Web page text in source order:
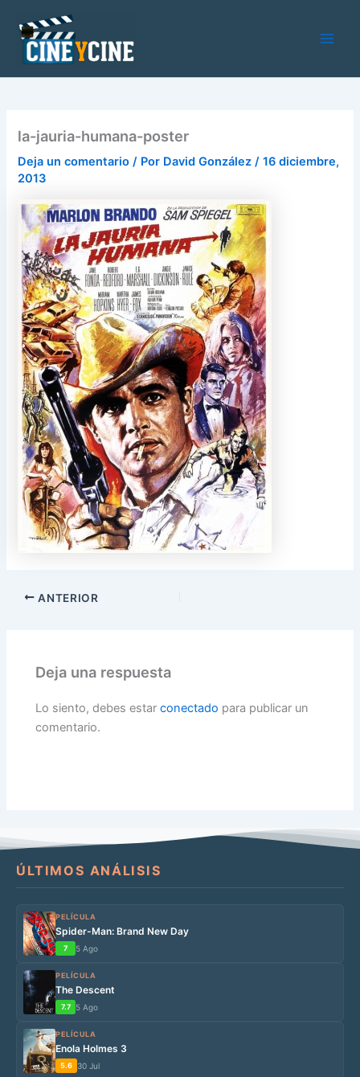
contenido
la-jauria-humana-poster
Deja un comentario / Por David González/16 diciembre,
2013
ANTERIOR
Deja una respuesta
Lo siento, debes estarconectado para publicar un
comentario.
ÚLTIMOS ANÁLISIS
PELÍCULA
Spider-Man: Brand New Day
7 5 Ago
PELÍCULA
The Descent
7.7 5 Ago
PELÍCULA
Enola Holmes 3
5.6 30 Jul